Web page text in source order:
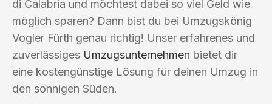
di Calabria und möchtest dabei so viel Geld wie
möglich sparen? Dann bist du bei Umzugskönig
Vogler Fürth genau richtig! Unser erfahrenes und
zuverlässiges Umzugsunternehmen bietet dir
eine kostengünstige Lösung für deinen Umzug in
den sonnigen Süden.